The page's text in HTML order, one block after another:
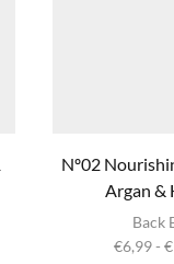
Nº02
Argan &
Back
€6,99- €
heeft